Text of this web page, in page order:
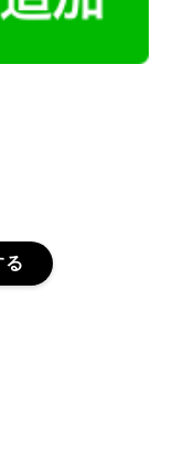
る